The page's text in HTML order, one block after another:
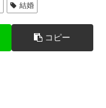
結婚
コピー